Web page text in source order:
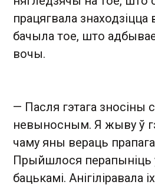
працягвала знаходзіцца
бачыла тое, што
вочы.
— Пасля гэтага зносіны
невыносным. Я жыву ў
чаму яны вераць
Прыйшлося перапыніць
бацькамі. Анігіліравала